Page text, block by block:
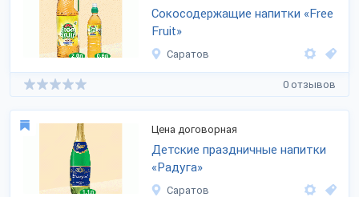
Сокосодержащие напитки «Free
Fruit»
Саратов
0 отзывов
Цена договорная
Детские праздничные напитки
«Радуга»
Саратов